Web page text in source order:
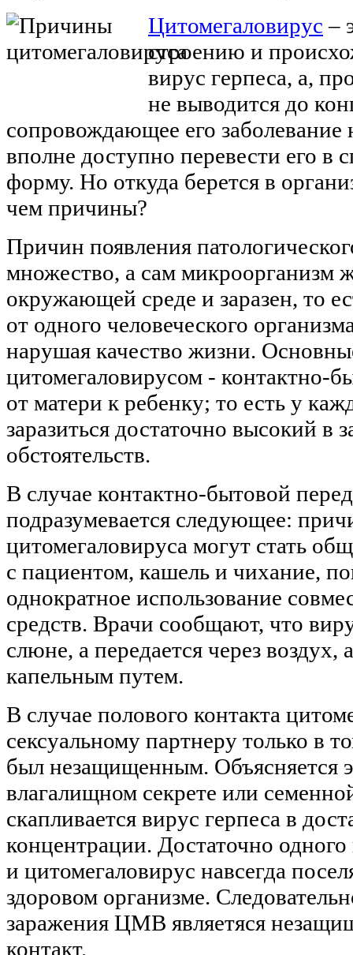
Цитомегаловирус –
строению и
вирус герпеса, а,
не выводится до
сопровождающее его заболевание
вполне доступно перевести его
форму. Но откуда берется в
чем причины?
Причин появления
множество, а сам микроорганизм
окружающей среде и заразен, то
от одного человеческого
нарушая качество жизни.
цитомегаловирусом - контактно-
от матери к ребенку; то есть у
заразиться достаточно высокий в
обстоятельств.
В случае контактно-бытовой
подразумевается следующее:
цитомегаловируса могут стать
с пациентом, кашель и чихание,
однократное использование
средств. Врачи сообщают, что
слюне, а передается через воздух,
капельным путем.
В случае полового контакта
сексуальному партнеру только в
был незащищенным. Объясняется
влагалищном секрете или
скапливается вирус герпеса в
концентрации. Достаточно
и цитомегаловирус навсегда
здоровом организме.
заражения ЦМВ являетяся
контакт.